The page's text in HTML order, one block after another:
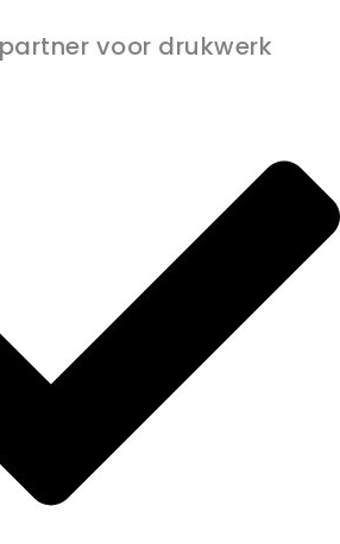
voor drukwerk